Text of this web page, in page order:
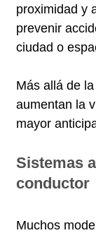
proximidad y
prevenir
ciudad o
Más allá de
aumentan la
mayor
Sistemas
conductor
Muchos